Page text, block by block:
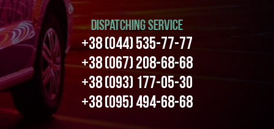
DISPATCHING SERVICE
+38 (044) 535-77-77
+38 (067) 208-68-68
+38 (093) 177-05-30
+38 (095) 494-68-68